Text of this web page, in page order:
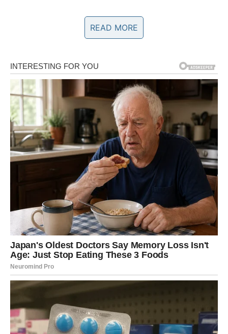
Rakovi ulaze u emotivno snažan period. Prvi dan donosi
potrebu za bliskošću, drugi dan suočavanje sa prošlim
emocijama, a treći dan olakšanje i mir.
U ljubavi, mogući su duboki razgovori i emotivna
priznanja. Slobodni Rakovi mogu upoznati osobu koja ih
razume bez mnogo reči. Porodica i dom su u fokusu.
Ne morate više nositi tuđe terete.
LAV
Lavovima naredna tri dana donose priliku da se istaknu,
ali i da preispitaju odnose. Prvi dan je društven i aktivan,
drugi donosi emotivne uvide, dok treći dan donosi
jasnoću – ko je uz vas, a ko nije.
U ljubavi, strast je naglašena, ali ego može biti izazov.
Slobodni Lavovi privlače pažnju, ali samo jedna osoba ima
dublji značaj.
READ MORE